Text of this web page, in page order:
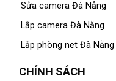
Sửa camera Đà Nẵng
Lắp camera Đà Nẵng
Lắp phòng net Đà Nẵng
CHÍNH SÁCH